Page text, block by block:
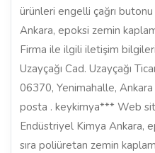
ürünleri engelli çağrı
Ankara, epoksi zemin
Firma ile ilgili iletişim
Uzayçağı Cad. Uzayçağı
06370, Yenimahalle,
posta . keykimya*** Web
Endüstriyel Kimya Ankara,
sıra poliüretan zemin